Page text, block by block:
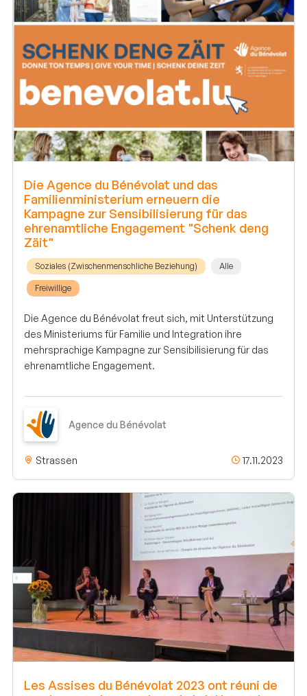
Die Agence du Bénévolat und das
Familienministerium erneuern die
Kampagne zur Sensibilisierung für das
ehrenamtliche Engagement "Schenk deng
Zäit"
Soziales (Zwischenmenschliche Beziehung) Alle
Freiwillige
Die Agence du Bénévolat freut sich, mit Unterstützung
des Ministeriums für Familie und Integration ihre
mehrsprachige Kampagne zur Sensibilisierung für das
ehrenamtliche Engagement.
Agence du Bénévolat
Strassen 17.11.2023
Les Assises du Bénévolat 2023 ont réuni de